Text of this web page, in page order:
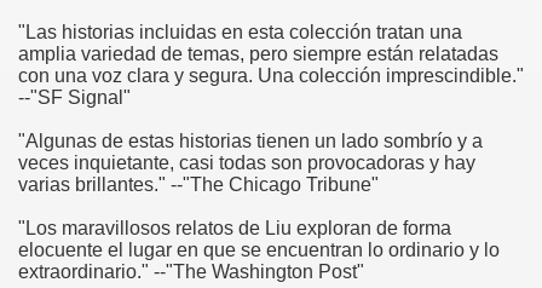
"Las historias incluidas en esta colección tratan una
amplia variedad de temas, pero siempre están relatadas
con una voz clara y segura. Una colección imprescindible."
--"SF Signal"
"Algunas de estas historias tienen un lado sombrío y a
veces inquietante, casi todas son provocadoras y hay
varias brillantes." --"The Chicago Tribune"
"Los maravillosos relatos de Liu exploran de forma
elocuente el lugar en que se encuentran lo ordinario y lo
extraordinario." --"The Washington Post"